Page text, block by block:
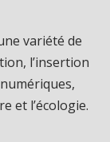
variété de
l’insertion
et l’écologie.